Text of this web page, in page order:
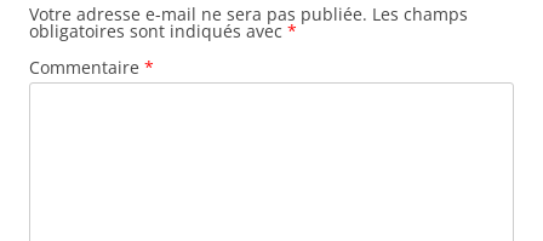
Votre adresse e-mail ne sera pas publiée. Les champs
obligatoires sont indiqués avec *
Commentaire *